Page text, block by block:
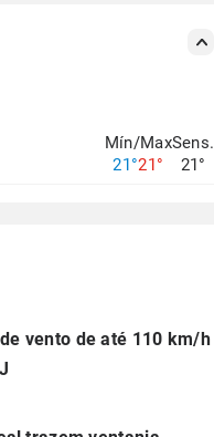
Mín/Max
21°21°
Sens.
21°
vento de até 110 km/h